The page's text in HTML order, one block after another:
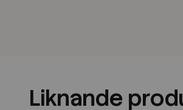
Liknande